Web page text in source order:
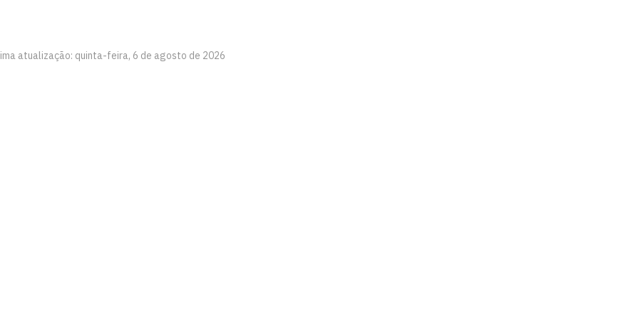
atualização: quinta-feira, 6 de agosto de 2026